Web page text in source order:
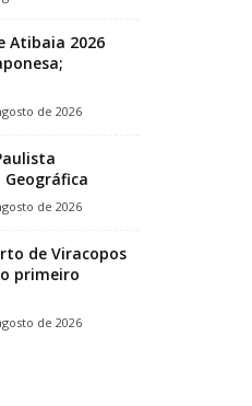
Atibaia 2026
de 2026
de 2026
de Viracopos
primeiro
de 2026